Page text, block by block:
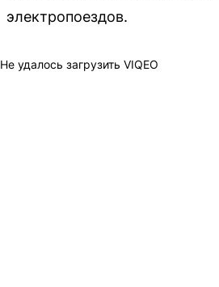
электропоездов.
Не удалось загрузить VIQEO